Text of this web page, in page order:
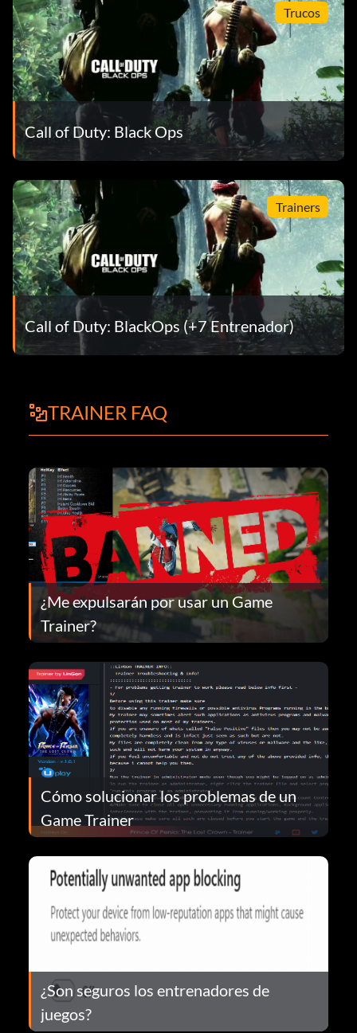
Trucos
Call of Duty: Black Ops
Trainers
Call of Duty: BlackOps (+7 Entrenador)
TRAINER FAQ
¿Me expulsarán por usar un Game
Trainer?
Cómo solucionar los problemas de un
Game Trainer
¿Son seguros los entrenadores de
juegos?